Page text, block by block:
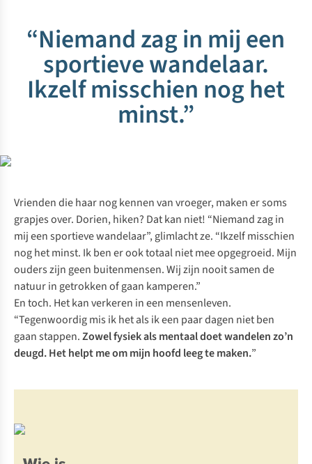
“Niemand zag in mij een
sportieve wandelaar.
Ikzelf misschien nog het
minst.”
Vrienden die haar nog kennen van vroeger, maken er soms
grapjes over. Dorien,hiken? Dat kan niet! “Niemand zag in
mij een sportieve wandelaar”, glimlacht ze. “Ikzelf misschien
nog het minst. Ik ben er ook totaal niet mee opgegroeid. Mijn
ouders zijn geen buitenmensen. Wij zijn nooit samen de
natuur in getrokken of gaan kamperen.”
En toch. Het kan verkeren in een mensenleven.
“Tegenwoordig mis ik het als ik een paar dagen niet ben
gaan stappen.Zowel fysiek als mentaal doet wandelen zo’n
deugd. Het helpt me om mijn hoofd leeg te maken.”